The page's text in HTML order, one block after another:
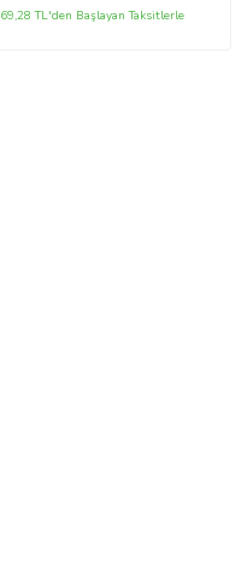
69,28 TL'den Başlayan Taksitlerle